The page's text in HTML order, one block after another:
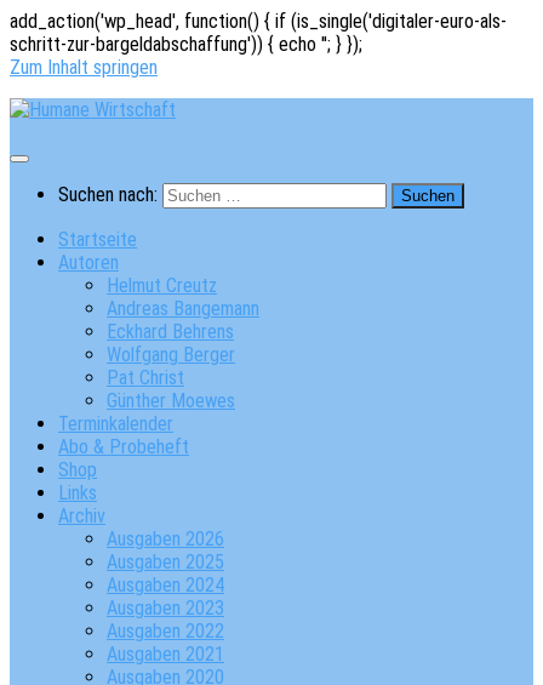
add_action('wp_head', function() { if (is_single('digitaler-euro-als-
schritt-zur-bargeldabschaffung')) { echo ''; } });
Zum Inhalt springen
Suchen nach:
Startseite
Autoren
Helmut Creutz
Andreas Bangemann
Eckhard Behrens
Wolfgang Berger
Pat Christ
Günther Moewes
Terminkalender
Abo & Probeheft
Shop
Links
Archiv
Ausgaben 2026
Ausgaben 2025
Ausgaben 2024
Ausgaben 2023
Ausgaben 2022
Ausgaben 2021
Ausgaben 2020